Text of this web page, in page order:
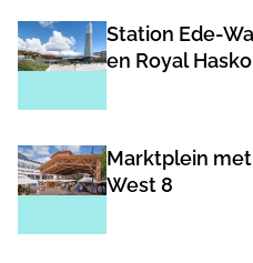
Station Ede-
en Royal
Marktplein
West 8